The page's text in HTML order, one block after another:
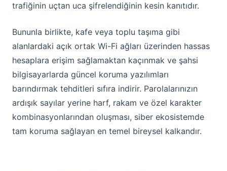
trafiğinin uçtan uca şifrelendiğinin kesin kanıtıdır.
Bununla birlikte, kafe veya toplu taşıma gibi
alanlardaki açık ortak Wi-Fi ağları üzerinden hassas
hesaplara erişim sağlamaktan kaçınmak ve şahsi
bilgisayarlarda güncel koruma yazılımları
barındırmak tehditleri sıfıra indirir. Parolalarınızın
ardışık sayılar yerine harf, rakam ve özel karakter
kombinasyonlarından oluşması, siber ekosistemde
tam koruma sağlayan en temel bireysel kalkandır.